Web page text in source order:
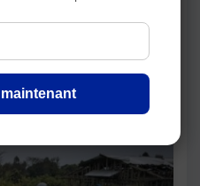
à la
au dialogue national